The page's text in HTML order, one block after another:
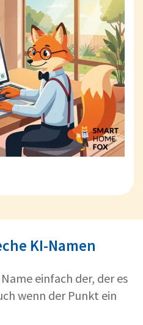
KI-Namen
einfach der, der es
wenn der Punkt ein